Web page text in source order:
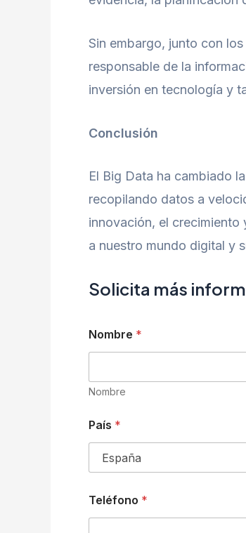
Sin embargo, junto con
responsable de la
inversión en tecnología y
Conclusión
El Big Data ha cambiado
recopilando datos a
innovación, el crecimiento
a nuestro mundo digital y
Solicita más
Nombre *
Nombre
País *
Teléfono *